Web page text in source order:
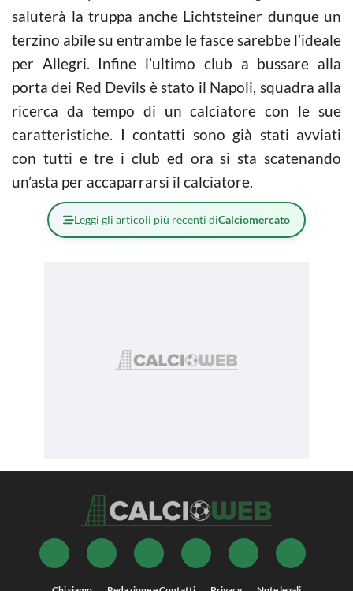
saluterà la truppa anche Lichtsteiner dunque un
terzino abile su entrambe le fasce sarebbe l’ideale
per Allegri. Infine l’ultimo club a bussare alla
porta dei Red Devils è stato il Napoli, squadra alla
ricerca da tempo di un calciatore con le sue
caratteristiche. I contatti sono già stati avviati
con tutti e tre i club ed ora si sta scatenando
un’asta per accaparrarsi il calciatore.
Leggi gli articoli più recenti diCalciomercato